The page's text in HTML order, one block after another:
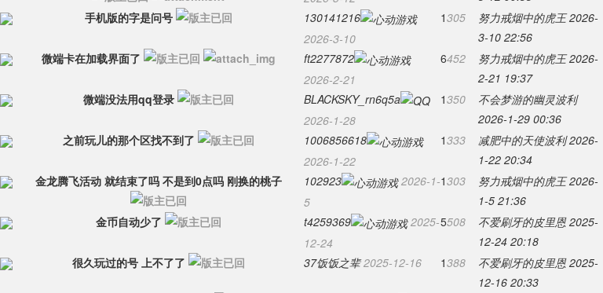
手机版的字是问号
130141216
2026-3-10
1305 努力戒烟中的虎王 2026-
3-10 22:56
微端卡在加载界面了
ft2277872
2026-2-21
6452 努力戒烟中的虎王 2026-
2-21 19:37
微端没法用qq登录
BLACKSKY_rn6q5a
2026-1-28
1350
不会梦游的幽灵波利
2026-1-29 00:36
之前玩儿的那个区找不到了
1006856618
2026-1-22
1333 减肥中的天使波利 2026-
1-22 20:34
金龙腾飞活动 就结束了吗 不是到0点吗 刚换的桃子
102923
2026-1-
5
1303 努力戒烟中的虎王 2026-
1-5 21:36
金币自动少了
t4259369
2025-
12-24
5508 不爱刷牙的皮里恩 2025-
12-24 20:18
很久玩过的号 上不了了
37饭饭之辈 2025-12-16 1388 不爱刷牙的皮里恩 2025-
12-16 20:33